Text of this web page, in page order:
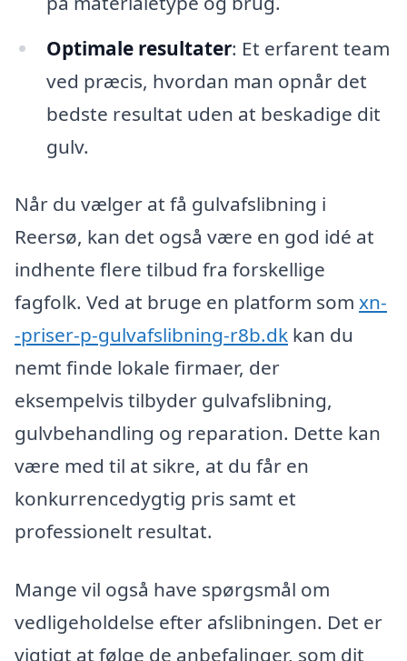
Optimale resultater: Et erfarent team
ved præcis, hvordan man opnår det
bedste resultat uden at beskadige dit
gulv.
Når du vælger at få gulvafslibning i
Reersø, kan det også være en god idé at
indhente flere tilbud fra forskellige
fagfolk. Ved at bruge en platform som xn-
-priser-p-gulvafslibning-r8b.dk kan du
nemt finde lokale firmaer, der
eksempelvis tilbyder gulvafslibning,
gulvbehandling og reparation. Dette kan
være med til at sikre, at du får en
konkurrencedygtig pris samt et
professionelt resultat.
Mange vil også have spørgsmål om
vedligeholdelse efter afslibningen. Det er
vigtigt at følge de anbefalinger, som dit